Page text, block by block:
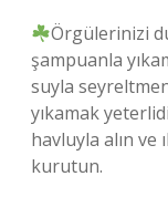
Örgülerinizi
şampuanla
suyla
yıkamak
havluyla alın ve
kurutun.